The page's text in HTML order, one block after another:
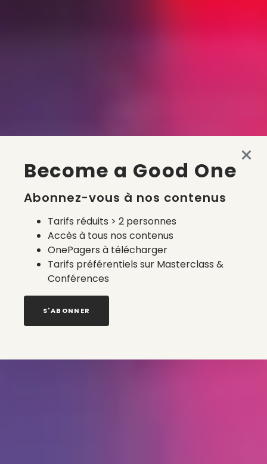
Become a Good One
Abonnez-vous à nos contenus
Tarifs réduits > 2 personnes
Accès à tous nos contenus
OnePagers à télécharger
Tarifs préférentiels sur Masterclass &
Conférences
S'ABONNER